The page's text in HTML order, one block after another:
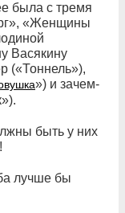
была с тремя
«Женщины
Васякину
(«Тоннель»),
») и зачем-
быть у них
лучше бы